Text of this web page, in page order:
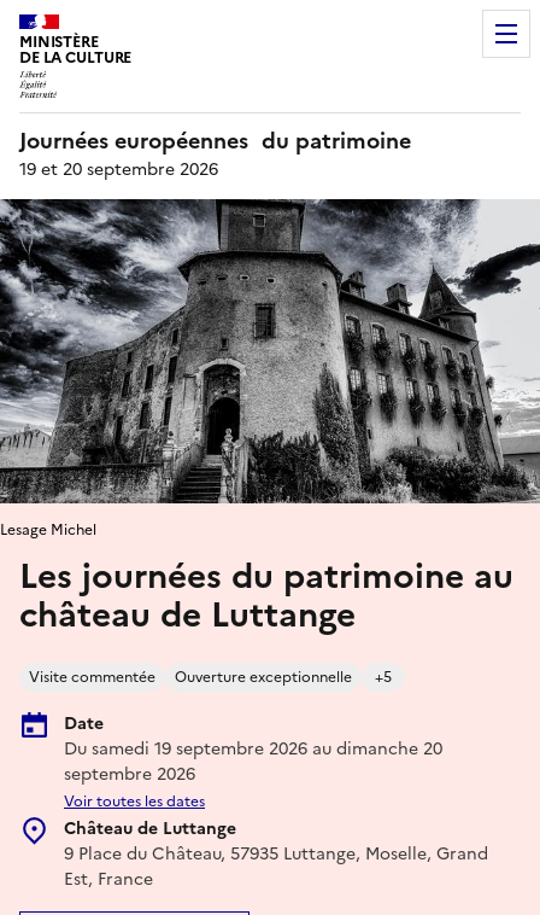
MINISTÈRE
DE LA CULTURE
Journées européennes du patrimoine
19 et 20 septembre 2026
Les journées du patrimoine au
château de Luttange
Visite commentée Ouverture exceptionnelle +5
Date
Du samedi 19 septembre 2026 au dimanche 20
septembre 2026
Voir toutes les dates
Château de Luttange
9 Place du Château, 57935 Luttange, Moselle, Grand
Est, France
Lesage Michel